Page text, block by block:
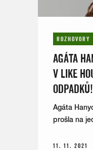
ROZHOVORY
AGÁTA
V LIKE
ODPADKŮ!
Agáta
prošla na
11. 11. 2021